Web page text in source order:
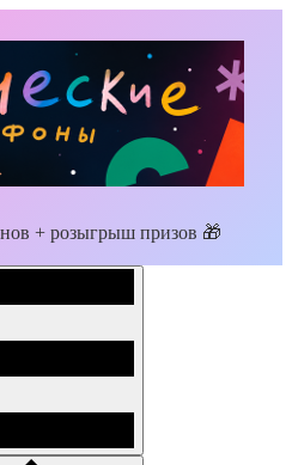
+ розыгрыш призов 🎁